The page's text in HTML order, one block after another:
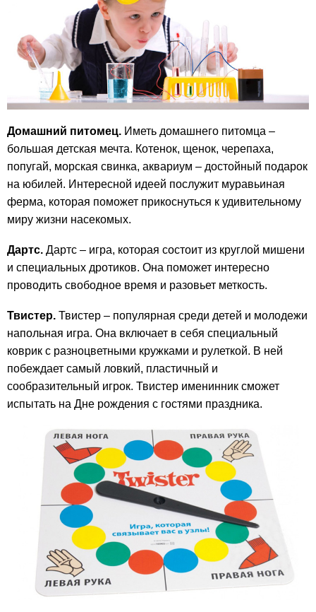
Домашний питомец. Иметь домашнего питомца –
большая детская мечта. Котенок, щенок, черепаха,
попугай, морская свинка, аквариум – достойный подарок
на юбилей. Интересной идеей послужит муравьиная
ферма, которая поможет прикоснуться к удивительному
миру жизни насекомых.
Дартс. Дартс – игра, которая состоит из круглой мишени
и специальных дротиков. Она поможет интересно
проводить свободное время и разовьет меткость.
Твистер. Твистер – популярная среди детей и молодежи
напольная игра. Она включает в себя специальный
коврик с разноцветными кружками и рулеткой. В ней
побеждает самый ловкий, пластичный и
сообразительный игрок. Твистер именинник сможет
испытать на Дне рождения с гостями праздника.